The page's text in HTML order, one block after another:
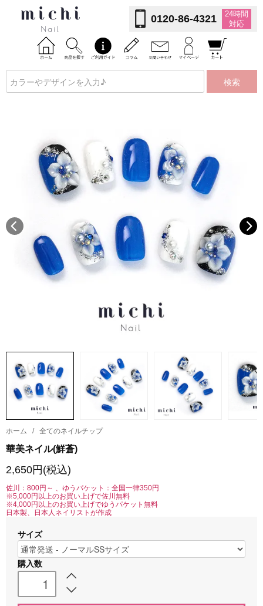
0120-86-4321
24時間
対応
検索
ホーム / 全てのネイルチップ
華美ネイル(鮮蒼)
2,650円(税込)
佐川：800円～ 、ゆうパケット：全国一律350円
※5,000円以上のお買い上げで佐川無料
※4,000円以上のお買い上げでゆうパケット無料
日本製、日本人ネイリストが作成
サイズ
購入数